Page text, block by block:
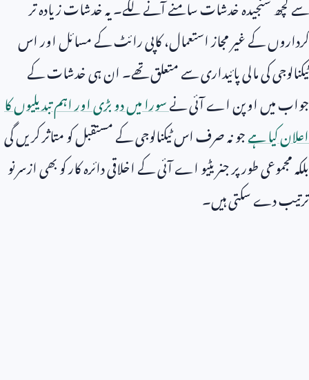
سے کچھ سنجیدہ خدشات سامنے آنے لگے۔ یہ خدشات زیادہ تر
کرداروں کے غیر مجاز استعمال، کاپی رائٹ کے مسائل اور اس
ٹیکنالوجی کی مالی پائیداری سے متعلق تھے۔ ان ہی خدشات کے
جواب میں اوپن اے آئی نےسورا میں دو بڑی اور اہم تبدیلیوں کا
اعلان کیا ہےجو نہ صرف اس ٹیکنالوجی کے مستقبل کو متاثر کریں گی
بلکہ مجموعی طور پر جنریٹیو اے آئی کے اخلاقی دائرہ کار کو بھی ازسرنو
ترتیب دے سکتی ہیں۔